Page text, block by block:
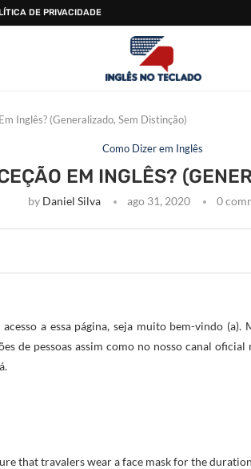
DE PRIVACIDADE
Inglês? (Generalizado, Sem Distinção)
Como Dizer em Inglês
EM INGLÊS?
by Daniel Silva ago 31, 2020 0
a essa página, seja muito bem-vindo (a).
de pessoas assim como no nosso canal oficial
that travalers wear a face mask for the